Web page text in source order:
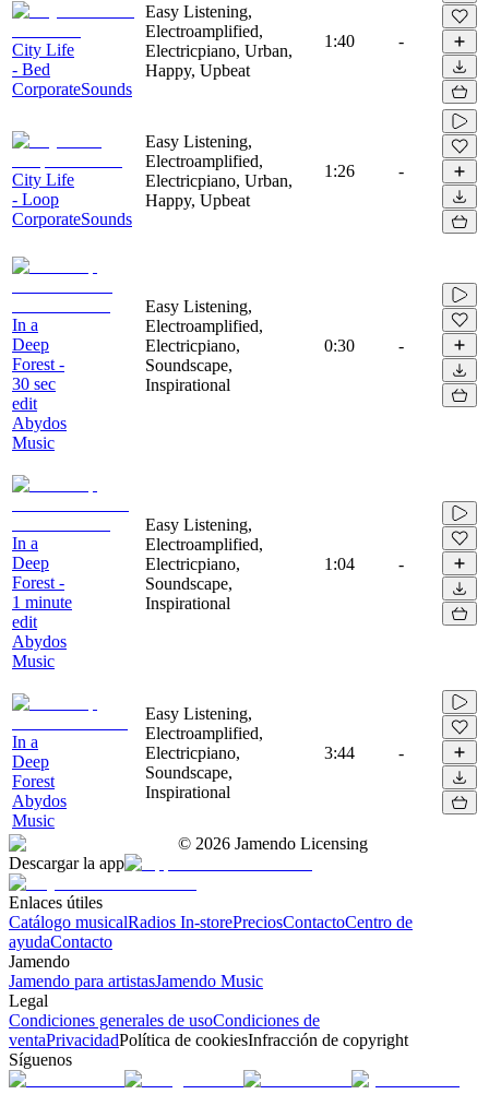
City Life
- Bed
CorporateSounds
Easy Listening,
Electroamplified,
Electricpiano, Urban,
Happy, Upbeat
1:40 -
City Life
- Loop
CorporateSounds
Easy Listening,
Electroamplified,
Electricpiano, Urban,
Happy, Upbeat
1:26 -
In a
Deep
Forest -
30 sec
edit
Abydos
Music
Easy Listening,
Electroamplified,
Electricpiano,
Soundscape,
Inspirational
0:30 -
In a
Deep
Forest -
1 minute
edit
Abydos
Music
Easy Listening,
Electroamplified,
Electricpiano,
Soundscape,
Inspirational
1:04 -
In a
Deep
Forest
Abydos
Music
Easy Listening,
Electroamplified,
Electricpiano,
Soundscape,
Inspirational
3:44 -
© 2026 Jamendo Licensing
Descargar la app
Enlaces útiles
Catálogo musicalRadios In-storePreciosContactoCentro de
ayudaContacto
Jamendo
Jamendo para artistasJamendo Music
Legal
Condiciones generales de usoCondiciones de
ventaPrivacidadPolítica de cookiesInfracción de copyright
Síguenos